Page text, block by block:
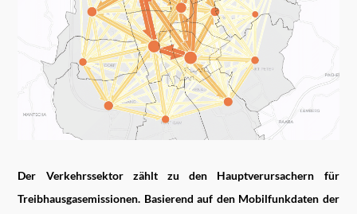
Der Verkehrssektor zählt zu den Hauptverursachern für
Treibhausgasemissionen. Basierend auf den Mobilfunkdaten der